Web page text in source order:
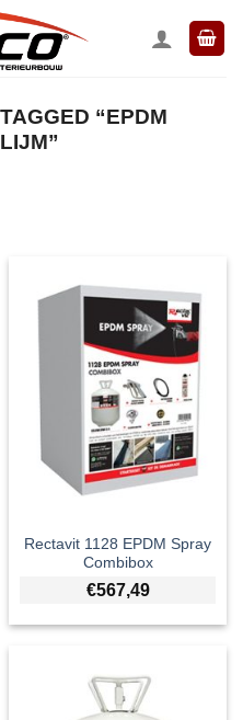
“EPDM
Rectavit 1128 EPDM Spray
Combibox
€567,49